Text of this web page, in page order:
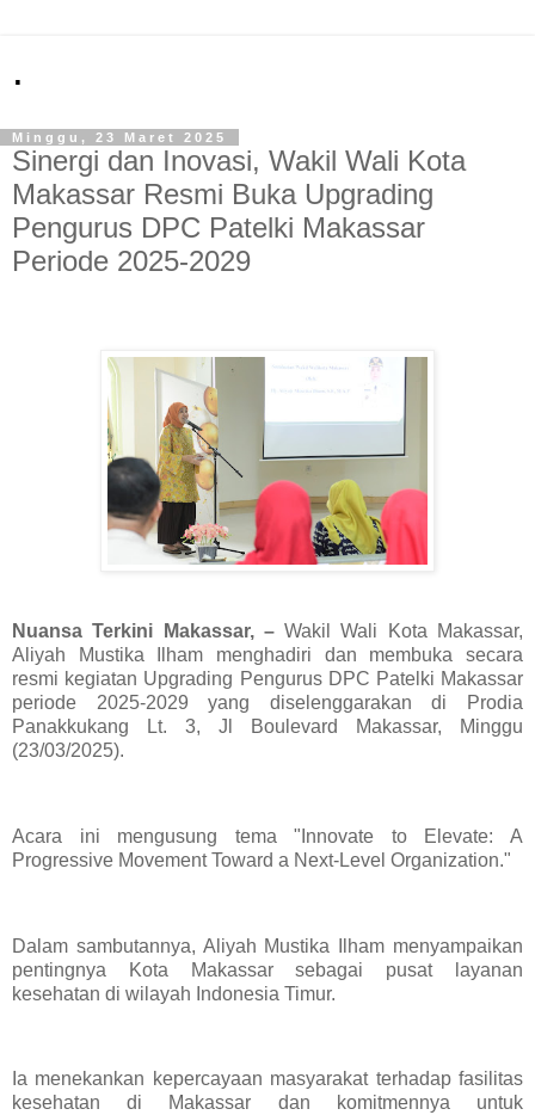
.
Minggu, 23 Maret 2025
Sinergi dan Inovasi, Wakil Wali Kota
Makassar Resmi Buka Upgrading
Pengurus DPC Patelki Makassar
Periode 2025-2029
Nuansa Terkini Makassar, –Wakil Wali Kota Makassar,
Aliyah Mustika Ilham menghadiri dan membuka secara
resmi kegiatan Upgrading Pengurus DPC Patelki Makassar
periode 2025-2029 yang diselenggarakan di Prodia
Panakkukang Lt. 3, Jl Boulevard Makassar, Minggu
(23/03/2025).
Acara ini mengusung tema "Innovate to Elevate: A
Progressive Movement Toward a Next-Level Organization."
Dalam sambutannya, Aliyah Mustika Ilham menyampaikan
pentingnya Kota Makassar sebagai pusat layanan
kesehatan di wilayah Indonesia Timur.
Ia menekankan kepercayaan masyarakat terhadap fasilitas
kesehatan di Makassar dan komitmennya untuk